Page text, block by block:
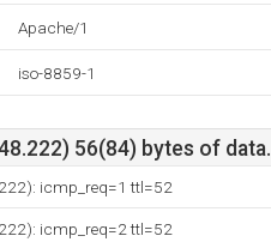
Apache/1
iso-8859-1
56(84) bytes of data.
icmp_req=1 ttl=52
icmp_req=2 ttl=52